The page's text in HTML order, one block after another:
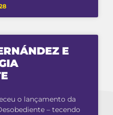
E
o lançamento da
– tecendo